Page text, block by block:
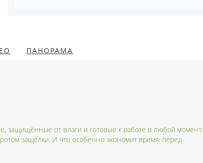
ПАНОРАМА
защищённые от влаги и готовые к работе в любой момент.
защёлки. И что особенно экономит время: перед